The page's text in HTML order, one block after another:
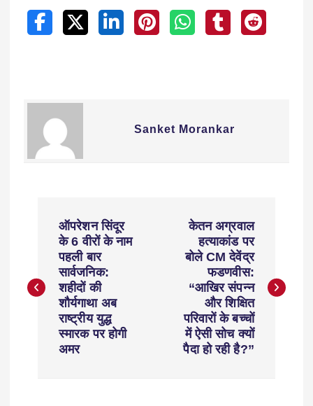
Sanket Morankar
ऑपरेशन सिंदूर
के 6 वीरों के नाम
पहली बार
सार्वजनिक:
शहीदों की
शौर्यगाथा अब
राष्ट्रीय युद्ध
स्मारक पर होगी
अमर
केतन अग्रवाल
हत्याकांड पर
बोले CM देवेंद्र
फडणवीस:
“आखिर संपन्न
और शिक्षित
परिवारों के बच्चों
में ऐसी सोच क्यों
पैदा हो रही है?”